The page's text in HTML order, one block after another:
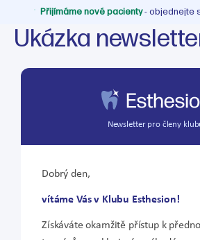
Přijímáme nové pacienty- objednejte
Ukázka
Newsletter pro členy
Dobrý den,
vítáme Vás v Klubu Esthesion!
Získáváte okamžitě přístup k